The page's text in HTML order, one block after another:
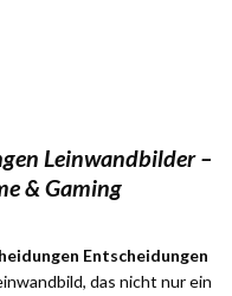
Leinwandbilder –
& Gaming
Entscheidungen
das nicht nur ein